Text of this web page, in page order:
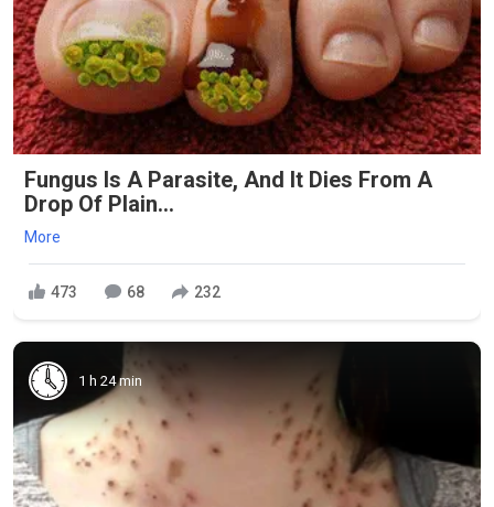
Fungus Is A Parasite, And It Dies From A
Drop Of Plain...
More
473 68 232
1 h 24 min